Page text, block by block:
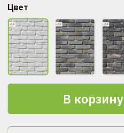
В корзину
Цвет